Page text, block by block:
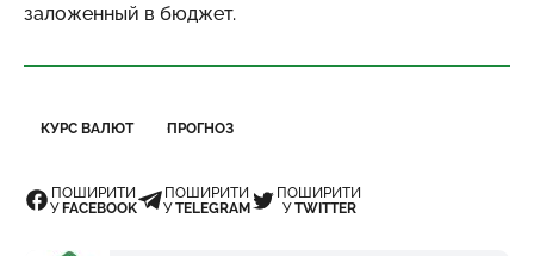
заложенный в бюджет.
КУРС ВАЛЮТ ПРОГНОЗ
ПОШИРИТИ
УFACEBOOK
ПОШИРИТИ
УTELEGRAM
ПОШИРИТИ
УTWITTER